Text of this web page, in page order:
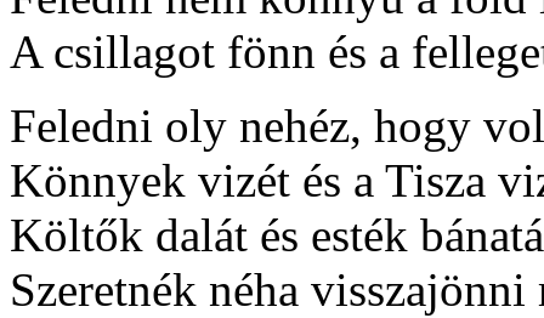
A csillagot fönn és a
Feledni oly nehéz, hogy
Könnyek vizét és a Tisza
Költők dalát és esték
Szeretnék néha visszajönni